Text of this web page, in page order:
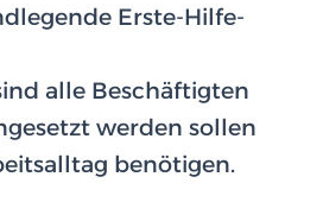
Erste-Hilfe-
alle Beschäftigten
werden sollen
benötigen.